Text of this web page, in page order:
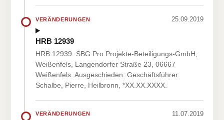
VERÄNDERUNGEN 25.09.2019
HRB 12939
HRB 12939: SBG Pro Projekte-Beteiligungs-GmbH,
Weißenfels, Langendorfer Straße 23, 06667
Weißenfels. Ausgeschieden: Geschäftsführer:
Schalbe, Pierre, Heilbronn, *XX.XX.XXXX.
VERÄNDERUNGEN 11.07.2019